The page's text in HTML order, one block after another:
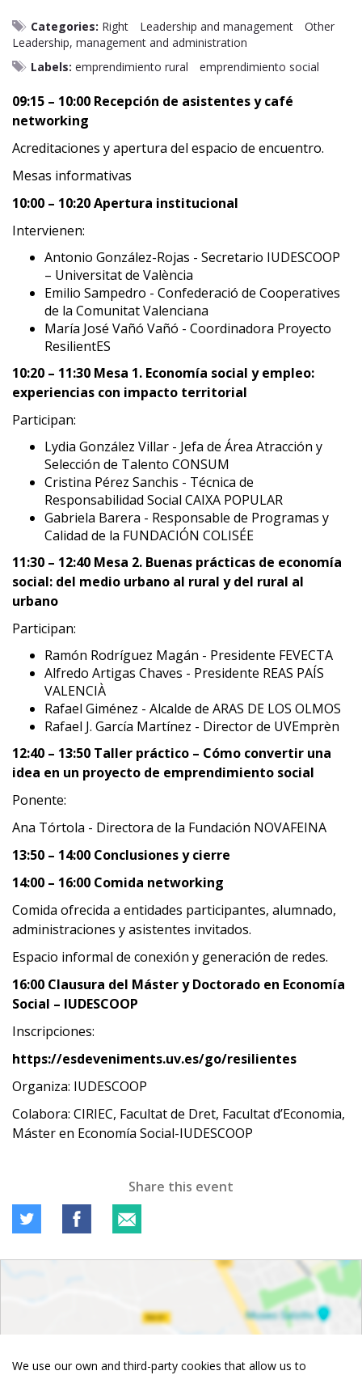
We use our own and third-party cookies that allow us to
Categories: Right Leadership and management
Other
Leadership, management and administration
Labels: emprendimiento rural emprendimiento social
09:15 – 10:00 Recepción de asistentes y café
networking
Acreditaciones y apertura del espacio de encuentro.
Mesas informativas
10:00 – 10:20 Apertura institucional
Intervienen:
Antonio González-Rojas - Secretario IUDESCOOP
– Universitat de València
Emilio Sampedro - Confederació de Cooperatives
de la Comunitat Valenciana
María José Vañó Vañó - Coordinadora Proyecto
ResilientES
10:20 – 11:30 Mesa 1. Economía social y empleo:
experiencias con impacto territorial
Participan:
Lydia González Villar - Jefa de Área Atracción y
Selección de Talento CONSUM
Cristina Pérez Sanchis - Técnica de
Responsabilidad Social CAIXA POPULAR
Gabriela Barera - Responsable de Programas y
Calidad de la FUNDACIÓN COLISÉE
11:30 – 12:40 Mesa 2. Buenas prácticas de economía
social: del medio urbano al rural y del rural al
urbano
Participan:
Ramón Rodríguez Magán - Presidente FEVECTA
Alfredo Artigas Chaves - Presidente REAS PAÍS
VALENCIÀ
Rafael Giménez - Alcalde de ARAS DE LOS OLMOS
Rafael J. García Martínez - Director de UVEmprèn
12:40 – 13:50 Taller práctico – Cómo convertir una
idea en un proyecto de emprendimiento social
Ponente:
Ana Tórtola - Directora de la Fundación NOVAFEINA
13:50 – 14:00 Conclusiones y cierre
14:00 – 16:00 Comida networking
Comida ofrecida a entidades participantes, alumnado,
administraciones y asistentes invitados.
Espacio informal de conexión y generación de redes.
16:00 Clausura del Máster y Doctorado en Economía
Social – IUDESCOOP
Inscripciones:
https://esdeveniments.uv.es/go/resilientes
Organiza: IUDESCOOP
Colabora: CIRIEC, Facultat de Dret, Facultat d’Economia,
Máster en Economía Social-IUDESCOOP
Share this event